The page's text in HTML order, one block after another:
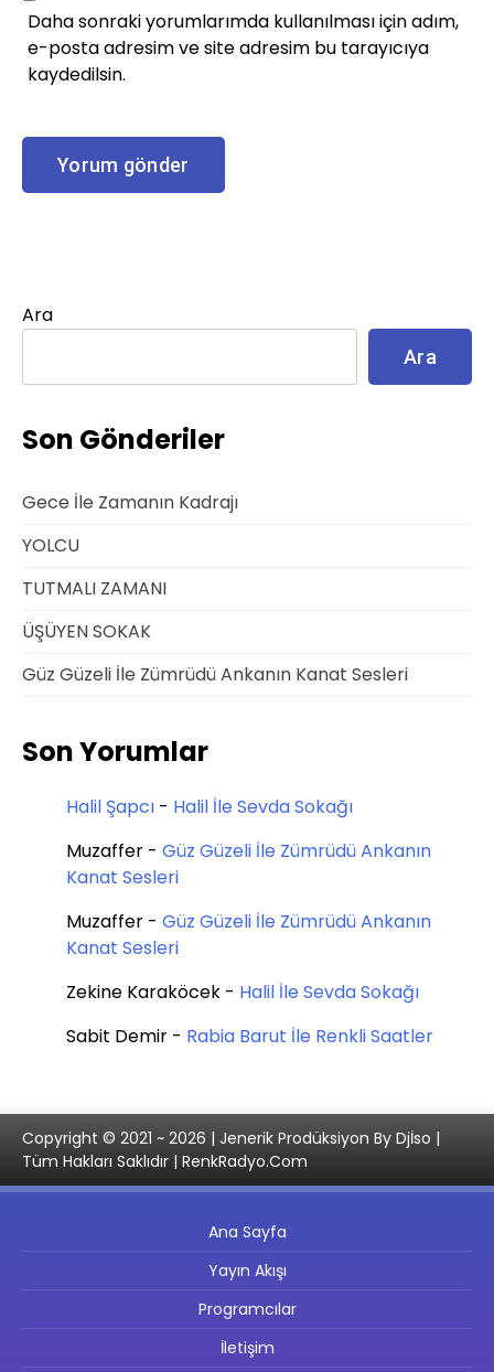
Daha sonraki yorumlarımda kullanılması için adım,
e-posta adresim ve site adresim bu tarayıcıya
kaydedilsin.
Ara
Ara
Son Gönderiler
Gece İle Zamanın Kadrajı
YOLCU
TUTMALI ZAMANI
ÜŞÜYEN SOKAK
Güz Güzeli İle Zümrüdü Ankanın Kanat Sesleri
Son Yorumlar
Halil Şapcı - Halil İle Sevda Sokağı
Muzaffer - Güz Güzeli İle Zümrüdü Ankanın
Kanat Sesleri
Muzaffer - Güz Güzeli İle Zümrüdü Ankanın
Kanat Sesleri
Zekine Karaköcek - Halil İle Sevda Sokağı
Sabit Demir - Rabia Barut İle Renkli Saatler
Copyright © 2021 ~ 2026 | Jenerik Prodüksiyon By Djİso |
Tüm Hakları Saklıdır | RenkRadyo.Com
Ana Sayfa
Yayın Akışı
Programcılar
İletişim